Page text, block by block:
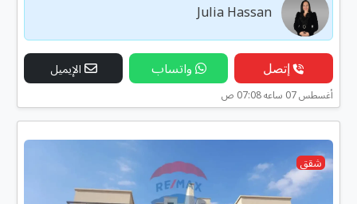
Julia Hassan
إتصل واتساب الإيميل
أغسطس 07 ساعه 07:08 ص
شقق